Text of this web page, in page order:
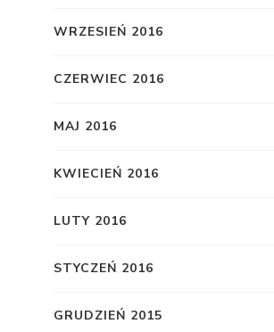
WRZESIEŃ 2016
CZERWIEC 2016
MAJ 2016
KWIECIEŃ 2016
LUTY 2016
STYCZEŃ 2016
GRUDZIEŃ 2015